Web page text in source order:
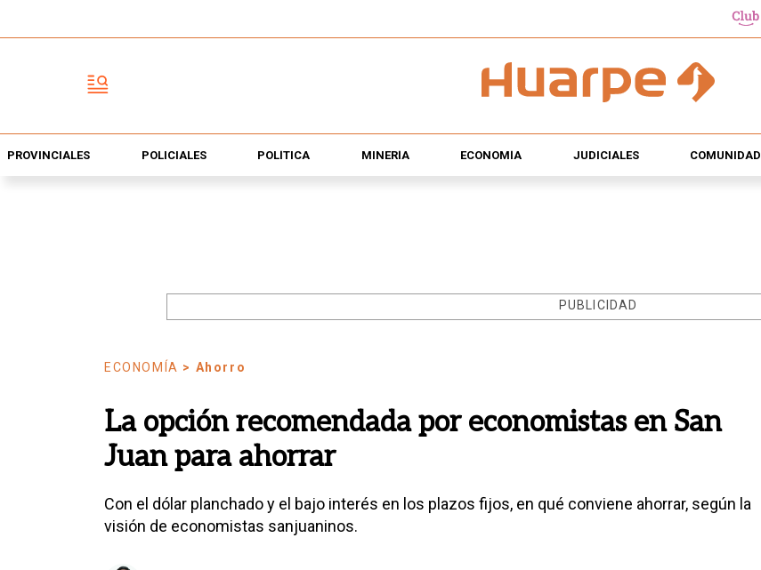
PROVINCIALES POLICIALES POLÍTICA MINERÍA ECONOMÍA JUDICIALES COMUNIDAD
PUBLICIDAD
ECONOMÍA > Ahorro
La opción recomendada por economistas en San
Juan para ahorrar
Con el dólar planchado y el bajo interés en los plazos fijos, en qué conviene ahorrar, según la
visión de economistas sanjuaninos.